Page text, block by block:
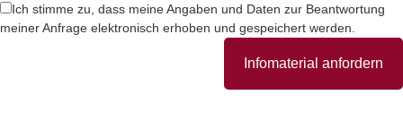
Ich stimme zu, dass meine Angaben und Daten zur Beantwortung
meiner Anfrage elektronisch erhoben und gespeichert werden.
Infomaterial anfordern